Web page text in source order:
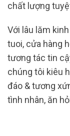
chất lượng
Với lâu lăm
tuoi, cửa hàng
tương tác tin
chúng tôi kiêu
đáo & tương
tình nhân, ăn